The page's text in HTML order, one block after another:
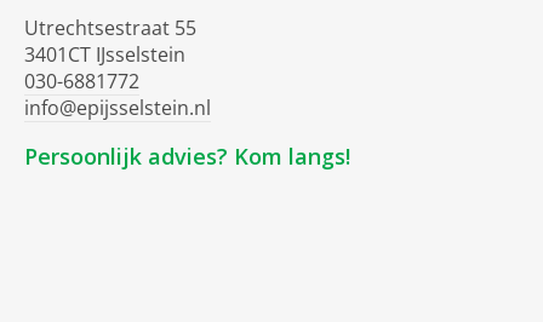
Utrechtsestraat 55
3401CT IJsselstein
030-6881772
info@epijsselstein.nl
Persoonlijk advies? Kom langs!